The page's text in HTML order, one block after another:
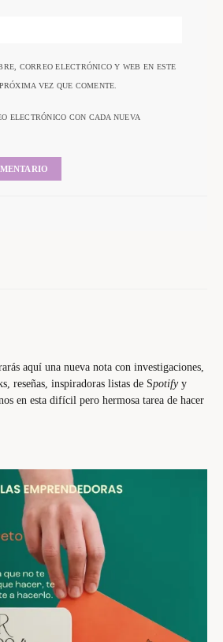
CORREO ELECTRÓNICO Y WEB EN ESTE
VEZ QUE COMENTE.
ELECTRÓNICO CON CADA NUEVA
aquí una nueva nota con investigaciones,
reseñas, inspiradoras listas de Spotify y
en esta difícil pero hermosa tarea de hacer